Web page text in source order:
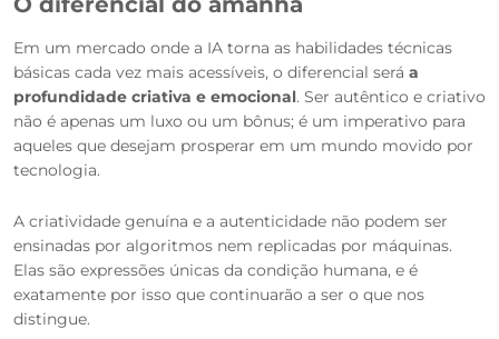
Em um mercado onde a IA torna as habilidades técnicas
básicas cada vez mais acessíveis, o diferencial será a
profundidade criativa e emocional. Ser autêntico e criativo
não é apenas um luxo ou um bônus; é um imperativo para
aqueles que desejam prosperar em um mundo movido por
tecnologia.
A criatividade genuína e a autenticidade não podem ser
ensinadas por algoritmos nem replicadas por máquinas.
Elas são expressões únicas da condição humana, e é
exatamente por isso que continuarão a ser o que nos
distingue.